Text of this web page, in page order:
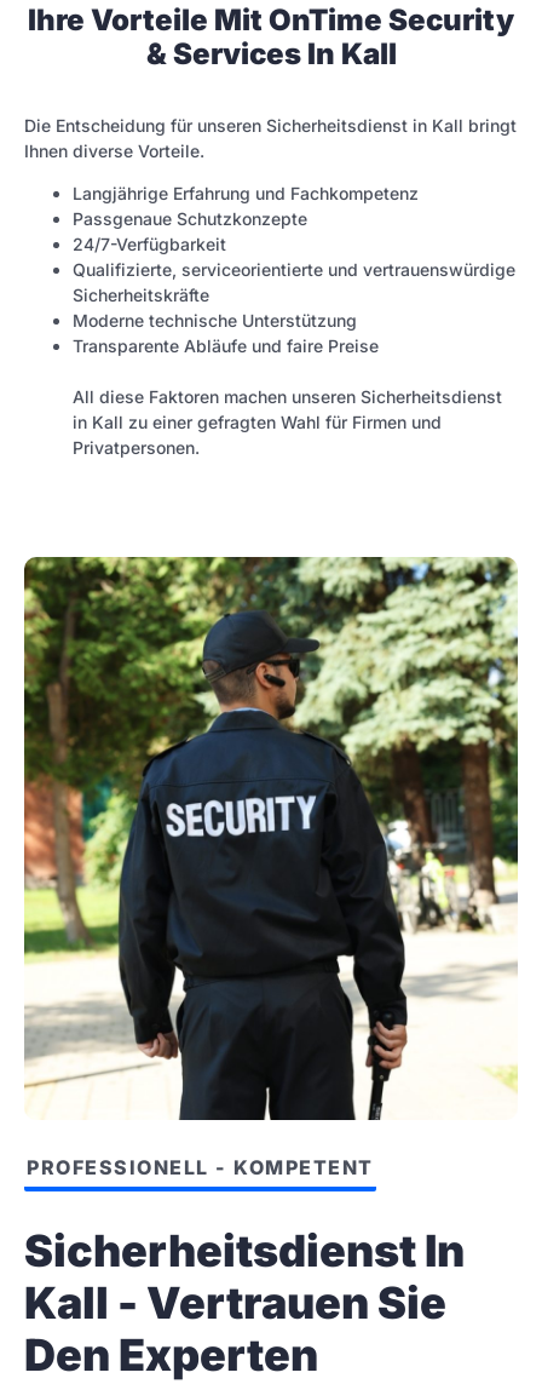
Ihre Vorteile Mit OnTime Security
& Services In Kall
Die Entscheidung für unseren Sicherheitsdienst in Kall bringt
Ihnen diverse Vorteile.
Langjährige Erfahrung und Fachkompetenz
Passgenaue Schutzkonzepte
24/7-Verfügbarkeit
Qualifizierte, serviceorientierte und vertrauenswürdige
Sicherheitskräfte
Moderne technische Unterstützung
Transparente Abläufe und faire Preise
All diese Faktoren machen unseren Sicherheitsdienst
in Kall zu einer gefragten Wahl für Firmen und
Privatpersonen.
PROFESSIONELL - KOMPETENT
Sicherheitsdienst In
Kall - Vertrauen Sie
Den Experten